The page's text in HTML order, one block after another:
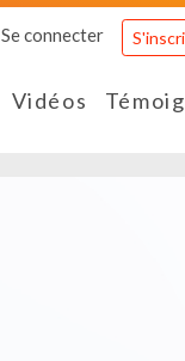
Se connecter
Vidéos